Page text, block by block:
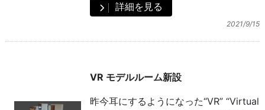
詳細を見る
2021/9/15
VR モデルルーム新設
昨今耳にするようになった“VR” “Virtual